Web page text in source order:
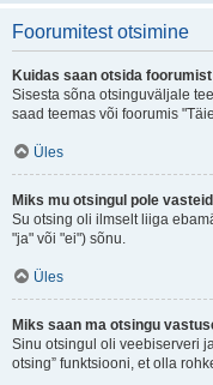
Foorumitest otsimine
Kuidas saan otsida
Sisesta sõna otsinguväljale
saad teemas või foorumis
Üles
Miks mu otsingul pole
Su otsing oli ilmselt liiga
"ja" või "ei") sõnu.
Üles
Miks saan ma otsingu
Sinu otsingul oli veebiserveri
otsing” funktsiooni, et olla